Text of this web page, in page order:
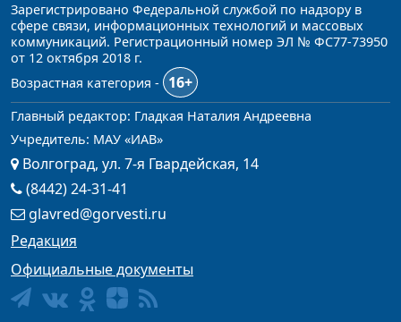
Зарегистрировано Федеральной службой по надзору в
сфере связи, информационных технологий и массовых
коммуникаций. Регистрационный номер ЭЛ № ФС77-73950
от 12 октября 2018 г.
Возрастная категория -
16+
Главный редактор: Гладкая Наталия Андреевна
Учредитель: МАУ «ИАВ»
Волгоград, ул. 7-я Гвардейская, 14
(8442) 24-31-41
glavred@gorvesti.ru
Редакция
Официальные документы